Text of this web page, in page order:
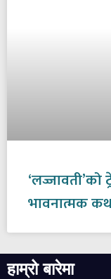
‘लज्जावती’को
भावनात्मक
हाम्रो बारेमा